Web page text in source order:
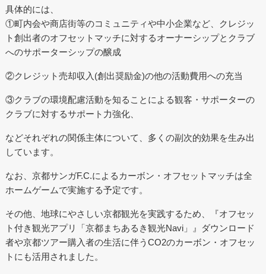
具体的には、
①町内会や商店街等のコミュニティや中小企業など、クレジッ
ト創出者のオフセットマッチに対するオーナーシップとクラブ
へのサポーターシップの醸成
②クレジット売却収入(創出奨励金)の他の活動費用への充当
③クラブの環境配慮活動を知ることによる観客・サポーターの
クラブに対するサポート力強化、
などそれぞれの関係主体について、多くの副次的効果を生み出
しています。
なお、京都サンガF.C.によるカーボン・オフセットマッチは全
ホームゲームで実施する予定です。
その他、地球にやさしい京都観光を実践するため、『オフセッ
ト付き観光アプリ「京都まちあるき観光Navi」』ダウンロード
者や京都ツアー購入者の生活に伴うCO2のカーボン・オフセッ
トにも活用されました。